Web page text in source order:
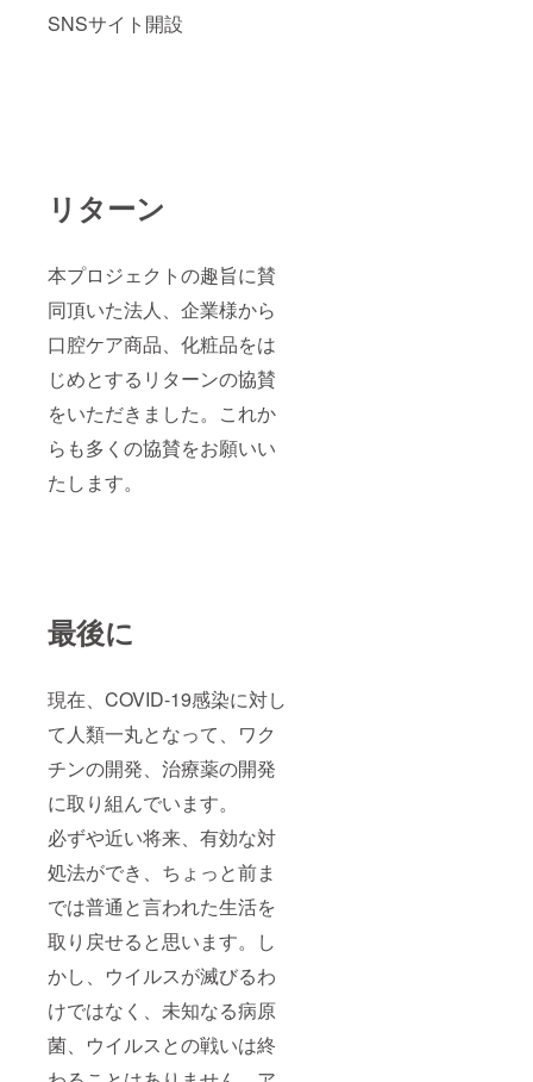
SNSサイト開設
リターン
本プロジェクトの趣旨に賛
同頂いた法人、企業様から
口腔ケア商品、化粧品をは
じめとするリターンの協賛
をいただきました。これか
らも多くの協賛をお願いい
たします。
最後に
現在、COVID-19感染に対し
て人類一丸となって、ワク
チンの開発、治療薬の開発
に取り組んでいます。
必ずや近い将来、有効な対
処法ができ、ちょっと前ま
では普通と言われた生活を
取り戻せると思います。し
かし、ウイルスが滅びるわ
けではなく、未知なる病原
菌、ウイルスとの戦いは終